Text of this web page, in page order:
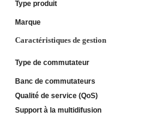
Type produit
Marque
Caractéristiques de gestion
Type de commutateur
Banc de commutateurs
Qualité de service (QoS)
Support à la multidifusion